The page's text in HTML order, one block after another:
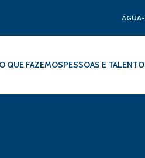
ÁGUA-
O QUE FAZEMOSPESSOAS E TALENTO